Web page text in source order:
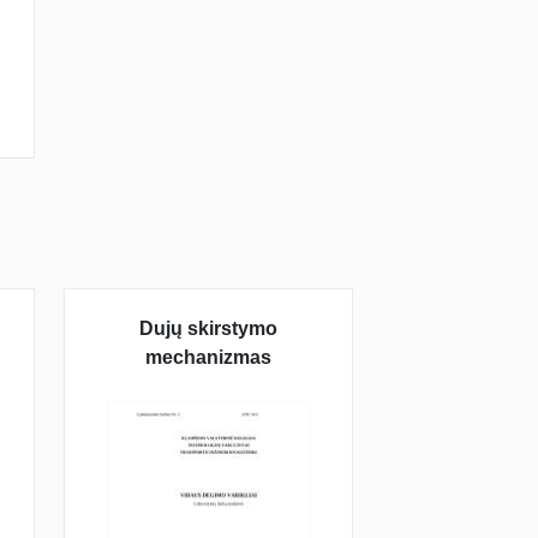
Dujų skirstymo
mechanizmas